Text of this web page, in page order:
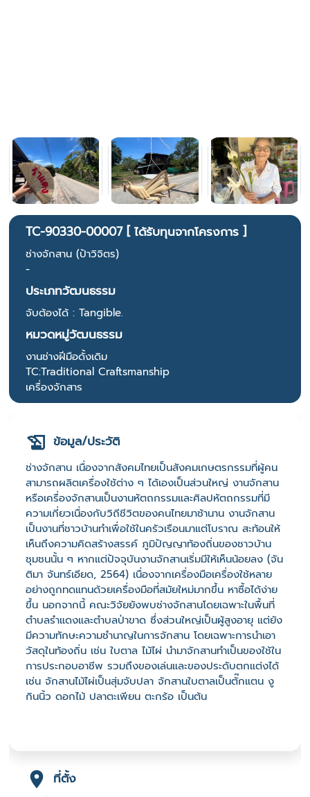
TC-90330-00007 [ ได้รับทุนจากโครงการ ]
ช่างจักสาน (ป้าวิจิตร)
-
ประเภทวัฒนธรรม
จับต้องได้ : Tangible.
หมวดหมู่วัฒนธรรม
งานช่างฝีมือดั้งเดิม
TC:Traditional Craftsmanship
เครื่องจักสาร
ข้อมูล/ประวัติ
ช่างจักสาน เนื่องจากสังคมไทยเป็นสังคมเกษตรกรรมที่ผู้คน
สามารถผลิตเครื่องใช้ต่าง ๆ ได้เองเป็นส่วนใหญ่ งานจักสาน
หรือเครื่องจักสานเป็นงานหัตถกรรมและศิลปหัตถกรรมที่มี
ความเกี่ยวเนื่องกับวิถีชีวิตของคนไทยมาช้านาน งานจักสาน
เป็นงานที่ชาวบ้านทำเพื่อใช้ในครัวเรือนมาแต่โบราณ สะท้อนให้
เห็นถึงความคิดสร้างสรรค์ ภูมิปัญญาท้องถิ่นของชาวบ้าน
ชุมชนนั้น ๆ หากแต่ปัจจุบันงานจักสานเริ่มมีให้เห็นน้อยลง (จัน
ติมา จันทร์เอียด, 2564) เนื่องจากเครื่องมือเครื่องใช้หลาย
อย่างถูกทดแทนด้วยเครื่องมือที่สมัยใหม่มากขึ้น หาซื้อได้ง่าย
ขึ้น นอกจากนี้ คณะวิจัยยังพบช่างจักสานโดยเฉพาะในพื้นที่
ตำบลรำแดงและตำบลป่าขาด ซึ่งส่วนใหญ่เป็นผู้สูงอายุ แต่ยัง
มีความทักษะความชำนาญในการจักสาน โดยเฉพาะการนำเอา
วัสดุในท้องถิ่น เช่น ใบตาล ไม้ไผ่ นำมาจักสานทำเป็นของใช้ใน
การประกอบอาชีพ รวมถึงของเล่นและของประดับตกแต่งได้
เช่น จักสานไม้ไผ่เป็นสุ่มจับปลา จักสานใบตาลเป็นตั๊กแตน งู
กินนิ้ว ดอกไม้ ปลาตะเพียน ตะกร้อ เป็นต้น
ที่ตั้ง